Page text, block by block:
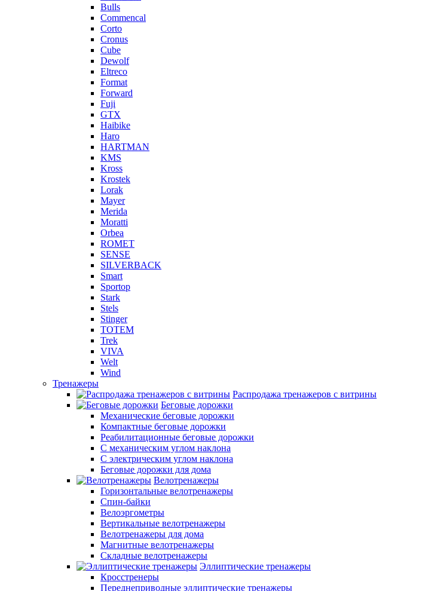
Bulls
Commencal
Corto
Cronus
Cube
Dewolf
Eltreco
Format
Forward
Fuji
GTX
Haibike
Haro
HARTMAN
KMS
Kross
Krostek
Lorak
Mayer
Merida
Moratti
Orbea
ROMET
SENSE
SILVERBACK
Smart
Sportop
Stark
Stels
Stinger
TOTEM
Trek
VIVA
Welt
Wind
Тренажеры
Распродажа тренажеров с витрины
Беговые дорожки
Механические беговые дорожки
Компактные беговые дорожки
Реабилитационные беговые дорожки
С механическим углом наклона
С электрическим углом наклона
Беговые дорожки для дома
Велотренажеры
Горизонтальные велотренажеры
Спин-байки
Велоэргометры
Вертикальные велотренажеры
Велотренажеры для дома
Магнитные велотренажеры
Складные велотренажеры
Эллиптические тренажеры
Кросстренеры
Переднеприводные эллиптические тренажеры